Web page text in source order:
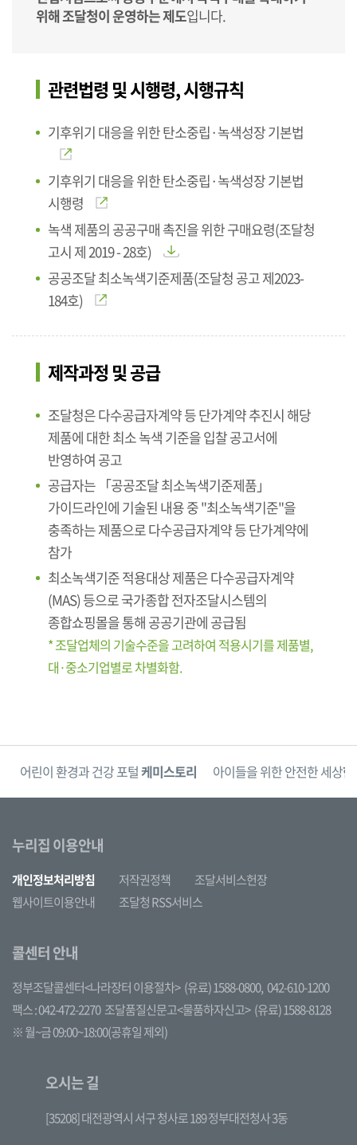
위해 조달청이 운영하는 제도입니다.
관련법령 및 시행령, 시행규칙
기후위기 대응을 위한 탄소중립·녹색성장 기본법
기후위기 대응을 위한 탄소중립·녹색성장 기본법
시행령
녹색 제품의 공공구매 촉진을 위한 구매요령(조달청
고시 제 2019 - 28호)
공공조달 최소녹색기준제품(조달청 공고 제2023-
184호)
제작과정 및 공급
조달청은 다수공급자계약 등 단가계약 추진시 해당
제품에 대한 최소 녹색 기준을 입찰 공고서에
반영하여 공고
공급자는 「공공조달 최소녹색기준제품」
가이드라인에 기술된 내용 중 "최소녹색기준"을
충족하는 제품으로 다수공급자계약 등 단가계약에
참가
최소녹색기준 적용대상 제품은 다수공급자계약
(MAS) 등으로 국가종합 전자조달시스템의
종합쇼핑몰을 통해 공공기관에 공급됨
* 조달업체의 기술수준을 고려하여 적용시기를 제품별,
대·중소기업별로 차별화함.
어린이 환경과 건강 포털케미스토리 아이들을 위한 안전한 세상
누리집 이용안내
개인정보처리방침 저작권정책
조달서비스헌장
웹사이트이용안내
조달청 RSS서비스
콜센터 안내
정부조달콜센터<나라장터 이용절차> (유료) 1588-0800, 042-610-1200
팩스 : 042-472-2270 조달품질신문고<물품하자신고> (유료) 1588-8128
※ 월~금 09:00~18:00(공휴일 제외)
오시는 길
[35208] 대전광역시 서구 청사로 189 정부대전청사 3동